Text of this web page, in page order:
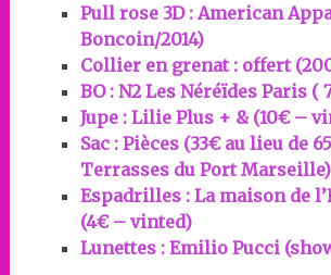
Pull rose 3D : American
Boncoin/2014)
Collier en grenat : offert
BO : N2 Les Néréïdes Paris (
Jupe : Lilie Plus + & (10€ –
Sac : Pièces (33€ au lieu de
Terrasses du Port Marseille)
Espadrilles : La maison de
(4€ – vinted)
Lunettes : Emilio Pucci